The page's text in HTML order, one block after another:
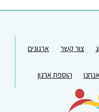
צור קשר ארגונים
הוספת ארגון